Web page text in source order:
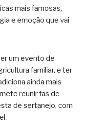
mais famosas,
e emoção que vai
um evento de
familiar, e ter
ainda mais
reunir fãs de
de sertanejo, com